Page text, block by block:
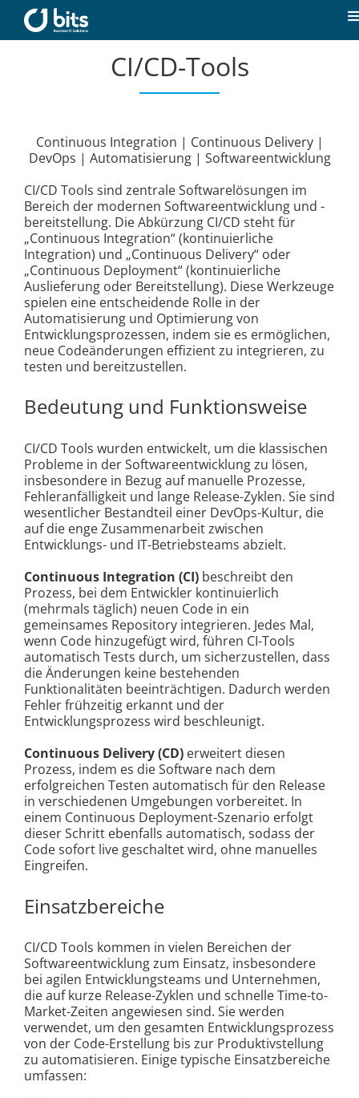
Inhalt
springen
Unsere Kompetenzen
Karriere
Über uns
Kontakt
CI/CD-Tools
Continuous Integration | Continuous Delivery |
DevOps | Automatisierung | Softwareentwicklung
CI/CD Tools sind zentrale Softwarelösungen im
Bereich der modernen Softwareentwicklung und -
bereitstellung. Die Abkürzung CI/CD steht für
„Continuous Integration“ (kontinuierliche
Integration) und „Continuous Delivery“ oder
„Continuous Deployment“ (kontinuierliche
Auslieferung oder Bereitstellung). Diese Werkzeuge
spielen eine entscheidende Rolle in der
Automatisierung und Optimierung von
Entwicklungsprozessen, indem sie es ermöglichen,
neue Codeänderungen effizient zu integrieren, zu
testen und bereitzustellen.
Bedeutung und Funktionsweise
CI/CD Tools wurden entwickelt, um die klassischen
Probleme in der Softwareentwicklung zu lösen,
insbesondere in Bezug auf manuelle Prozesse,
Fehleranfälligkeit und lange Release-Zyklen. Sie sind
wesentlicher Bestandteil einer DevOps-Kultur, die
auf die enge Zusammenarbeit zwischen
Entwicklungs- und IT-Betriebsteams abzielt.
Continuous Integration (CI)beschreibt den
Prozess, bei dem Entwickler kontinuierlich
(mehrmals täglich) neuen Code in ein
gemeinsames Repository integrieren. Jedes Mal,
wenn Code hinzugefügt wird, führen CI-Tools
automatisch Tests durch, um sicherzustellen, dass
die Änderungen keine bestehenden
Funktionalitäten beeinträchtigen. Dadurch werden
Fehler frühzeitig erkannt und der
Entwicklungsprozess wird beschleunigt.
Continuous Delivery (CD)erweitert diesen
Prozess, indem es die Software nach dem
erfolgreichen Testen automatisch für den Release
in verschiedenen Umgebungen vorbereitet. In
einem Continuous Deployment-Szenario erfolgt
dieser Schritt ebenfalls automatisch, sodass der
Code sofort live geschaltet wird, ohne manuelles
Eingreifen.
Einsatzbereiche
CI/CD Tools kommen in vielen Bereichen der
Softwareentwicklung zum Einsatz, insbesondere
bei agilen Entwicklungsteams und Unternehmen,
die auf kurze Release-Zyklen und schnelle Time-to-
Market-Zeiten angewiesen sind. Sie werden
verwendet, um den gesamten Entwicklungsprozess
von der Code-Erstellung bis zur Produktivstellung
zu automatisieren. Einige typische Einsatzbereiche
umfassen: